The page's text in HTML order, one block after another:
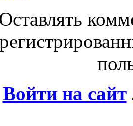
Оставлять
Войти на сайт